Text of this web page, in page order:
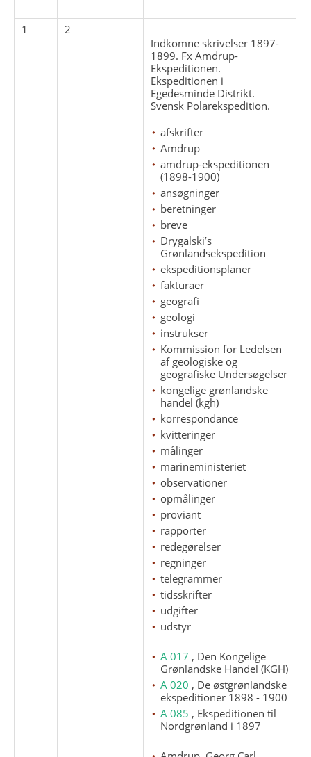
1
2
Indkomne skrivelser 1897-
1899. Fx Amdrup-
Ekspeditionen.
Ekspeditionen i
Egedesminde Distrikt.
Svensk Polarekspedition.
afskrifter
Amdrup
amdrup-ekspeditionen
(1898-1900)
ansøgninger
beretninger
breve
Drygalski’s
Grønlandsekspedition
ekspeditionsplaner
fakturaer
geografi
geologi
instrukser
Kommission for Ledelsen
af geologiske og
geografiske Undersøgelser
kongelige grønlandske
handel (kgh)
korrespondance
kvitteringer
målinger
marineministeriet
observationer
opmålinger
proviant
rapporter
redegørelser
regninger
telegrammer
tidsskrifter
udgifter
udstyr
A 017 , Den Kongelige
Grønlandske Handel (KGH)
A 020 , De østgrønlandske
ekspeditioner 1898 - 1900
A 085 , Ekspeditionen til
Nordgrønland i 1897